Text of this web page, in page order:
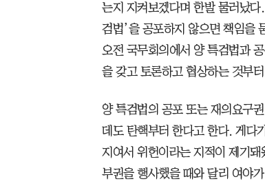
는지 지켜보겠다며 한발 물러났
검법’을 공포하지 않으면 책임을
오전 국무회의에서 양 특검법과
을 갖고 토론하고 협상하는 것부
양 특검법의 공포 또는 재의요구
데도 탄핵부터 한다고 한다. 게다
지여서 위헌이라는 지적이 제기
부권을 행사했을 때와 달리 여야